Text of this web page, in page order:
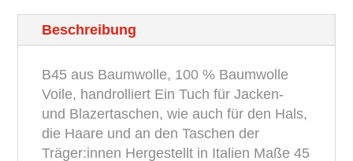
BROSKA
Beschreibung
B45 aus Baumwolle, 100 % Baumwolle
Voile, handrolliert Ein Tuch für Jacken-
und Blazertaschen, wie auch für den Hals,
die Haare und an den Taschen der
Träger:innen Hergestellt in Italien Maße 45